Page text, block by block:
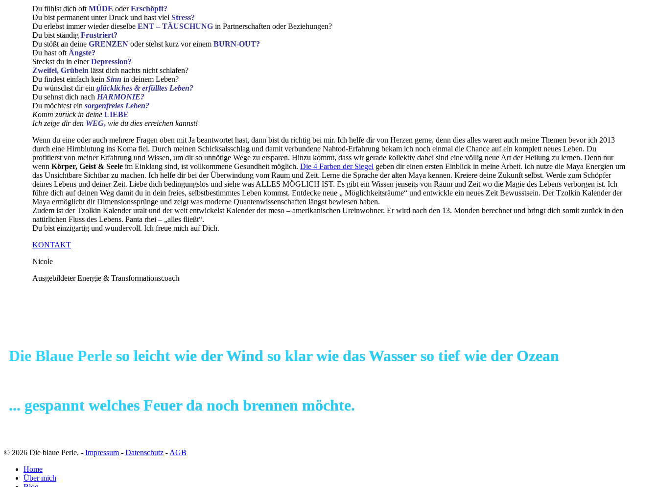
Du fühlst dich oftMÜDEoderErschöpft?
Du bist permanent unter Druck und hast vielStress?
Du erlebst immer wieder dieselbeENT – TÄUSCHUNGin Partnerschaften oder Beziehungen?
Du bist ständigFrustriert?
Du stößt an deineGRENZENoder stehst kurz vor einemBURN-OUT?
Du hast oft Ängste?
Steckst du in einerDepression?
Zweifel, Grübelnlässt dich nachts nicht schlafen?
Du findest einfach keinSinnin deinem Leben?
Du wünschst dir einglückliches & erfülltes Leben?
Du sehnst dich nach HARMONIE?
Du möchtest einsorgenfreies Leben?
Komm zurück in deineLIEBE
Ich zeige dir den WEG,wie du dies erreichen kannst!
Wenn du eine oder auch mehrere Fragen oben mit Ja beantwortet hast, dann bist du richtig bei mir. Ich helfe dir von Herzen gerne, denn dies alles waren auch meine Themen bevor ich 2013
durch eine Hirnblutung ins Koma fiel. Durch meinen Schicksalsschlag und damit verbundene Nahtod-Erfahrung bekam ich noch einmal die Chance auf ein komplett neues Leben. Du
profitierst von meiner Erfahrung und Wissen, um dir so unnötige Wege zu ersparen. Hinzu kommt, dass wir gerade kollektiv dabei sind eine völlig neue Art der Heilung zu lernen. Denn nur
wennKörper, Geist & Seele im Einklang sind, ist vollkommene Gesundheit möglich.Die 4 Farben der Siegel geben dir einen ersten Einblick in meine Arbeit. Ich nutze die Maya Energien um
das Unsichtbare Sichtbar zu machen. Ich helfe dir bei der Überwindung vom Raum und Zeit. Lerne die Sprache der alten Maya kennen. Kreiere deine Zukunft selbst. Werde zum Schöpfer
deines Lebens und deiner Zeit. Liebe dich bedingungslos und siehe was ALLES MÖGLICH IST. Es gibt ein Wissen jenseits von Raum und Zeit wo die Magie des Lebens verborgen ist. Ich
führe dich auf deinen Weg damit du in dein freies, selbstbestimmtes Leben kommst. Entdecke neue „ Möglichkeitsräume“ und entwickle ein neues Zeit Bewusstsein. Der Tzolkin Kalender der
Maya ermöglicht dir Dimensionssprünge und zeigt was moderne Quantenwissenschaften längst bewiesen haben.
Zudem ist der Tzolkin Kalender uralt und der weit entwickelst Kalender der meso – amerikanischen Ureinwohner. Er wird nach den 13. Monden berechnet und bringt dich somit zurück in den
natürlichen Fluss des Lebens. Panta rhei – „alles fließt“.
Du bist einzigartig und wundervoll. Ich freue mich auf Dich.
KONTAKT
Nicole
Ausgebildeter Energie & Transformationscoach
Die Blaue Perle so leicht wie der Wind so klar wie das Wasser so tief wie der Ozean
... gespannt welches Feuer da noch brennen möchte.
© 2026 Die blaue Perle. - Impressum - Datenschutz - AGB
Close
Menu
Home
Über mich